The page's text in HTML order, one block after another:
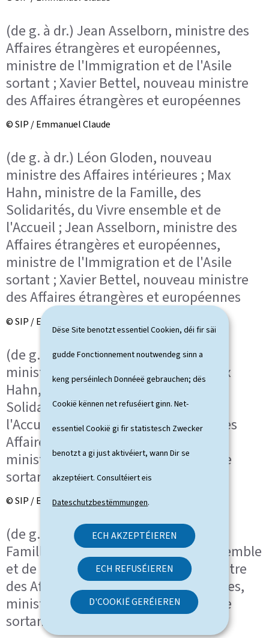
Dëse Site benotzt essentiel Cookien, déi fir säi
gudde Fonctionnement noutwendeg sinn a
keng perséinlech Donnéeë gebrauchen; dës
Cookië kënnen net refuséiert ginn. Net-
essentiel Cookië gi fir statistesch Zwecker
benotzt a gi just aktivéiert, wann Dir se
akzeptéiert. Consultéiert eis
Dateschutzbestëmmungen.
ECH AKZEPTÉIEREN
ECH REFUSÉIEREN
D'COOKIË GERÉIEREN
(de g. à dr.) Jean Asselborn, ministre des
Affaires étrangères et européennes,
ministre de l'Immigration et de l'Asile
sortant ; Xavier Bettel, nouveau ministre
des Affaires étrangères et européennes
© SIP / Emmanuel Claude
(de g. à dr.) Léon Gloden, nouveau
ministre des Affaires intérieures ; Max
Hahn, ministre de la Famille, des
Solidarités, du Vivre ensemble et de
l'Accueil ; Jean Asselborn, ministre des
Affaires étrangères et européennes,
ministre de l'Immigration et de l'Asile
sortant ; Xavier Bettel, nouveau ministre
des Affaires étrangères et européennes
© SIP / Emmanuel Claude
(de g. à dr.) Léon Gloden, nouveau
ministre des Affaires intérieures ; Max
Hahn, ministre de la Famille, des
Solidarités, du Vivre ensemble et de
l'Accueil ; Jean Asselborn, ministre des
Affaires étrangères et européennes,
ministre de l'Immigration et de l'Asile
sortant
© SIP / Emmanuel Claude
(de g. à dr.) Max Hahn, ministre de la
Famille, des Solidarités, du Vivre ensemble
et de l'Accueil ; Jean Asselborn, ministre
des Affaires étrangères et européennes,
ministre de l'Immigration et de l'Asile
sortant